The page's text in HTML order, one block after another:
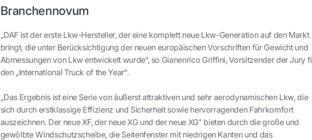
Branchennovum
„DAF ist der erste Lkw-Hersteller, der eine komplett neue Lkw-Generation auf den Markt
bringt, die unter Berücksichtigung der neuen europäischen Vorschriften für Gewicht und
Abmessungen von Lkw entwickelt wurde“, so Gianenrico Griffini, Vorsitzender der Jury
den „International Truck of the Year“.
„Das Ergebnis ist eine Serie von äußerst attraktiven und sehr aerodynamischen Lkw, die
sich durch erstklassige Effizienz und Sicherheit sowie hervorragenden Fahrkomfort
auszeichnen. Der neue XF, der neue XG und der neue XG⁺ bieten durch die große und
gewölbte Windschutzscheibe, die Seitenfenster mit niedrigen Kanten und das